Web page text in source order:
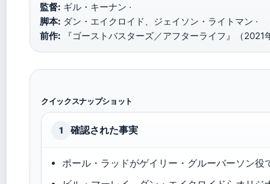
監督: ギル・キーナン ·
脚本: ダン・エイクロイド、ジェイソン・ライトマン ·
前作: 『ゴーストバスターズ／アフターライフ』（2021
クイックスナップショット
1 確認された事実
ポール・ラッドがゲイリー・グルーバーソン役